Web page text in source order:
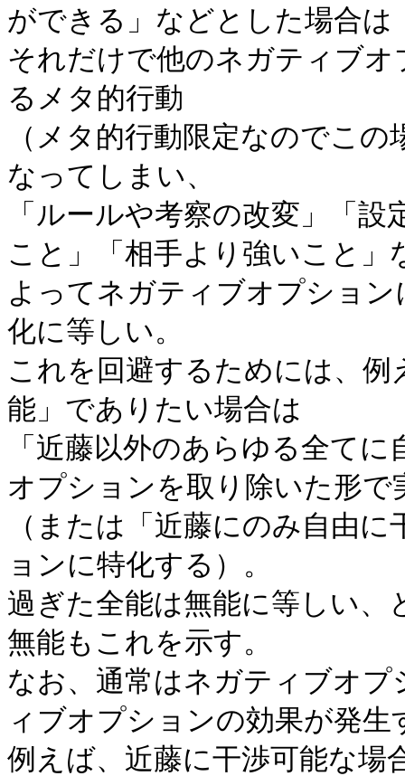
ができる」などとした場合は
それだけで他のネガティブ
るメタ的行動
（メタ的行動限定なのでこ
なってしまい、
「ルールや考察の改変」「
こと」「相手より強いこと」
よってネガティブオプショ
化に等しい。
これを回避するためには、
能」でありたい場合は
「近藤以外のあらゆる全て
オプションを取り除いた形で
（または「近藤にのみ自由
ョンに特化する）。
過ぎた全能は無能に等しい、
無能もこれを示す。
なお、通常はネガティブオ
ィブオプションの効果が発
例えば、近藤に干渉可能な場